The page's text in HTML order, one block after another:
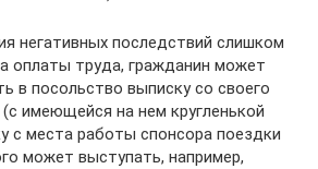
негативных последствий слишком
оплаты труда, гражданин может
в посольство выписку со своего
имеющейся на нем кругленькой
с места работы спонсора поездки
может выступать, например,